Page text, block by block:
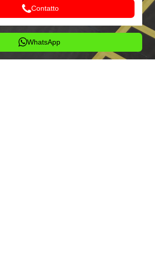
Contatto
WhatsApp